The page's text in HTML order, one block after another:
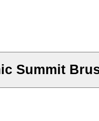
Summit